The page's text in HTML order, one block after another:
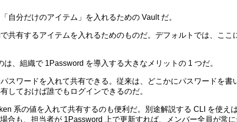
自分だけのアイテム」を入れるための Vault だ。
共有するアイテムを入れるためのものだ。デフォルトでは、こ
、組織で 1Password を導入する大きなメリットの 1 つだ。
スワードを入れて共有できる。従来は、どこかにパスワードを
しておけば誰でもログインできるのだ。
系の値を入れて共有するのも便利だ。別途解説する CLI を使え
合も、担当者が 1Password 上で更新すれば、メンバー全員が常に